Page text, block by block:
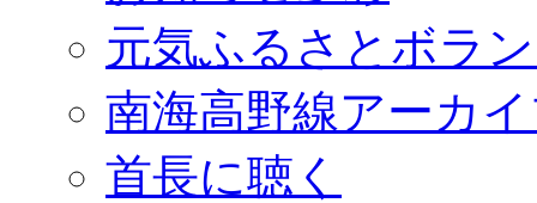
元気ふるさとボラ
南海高野線アーカ
首長に聴く